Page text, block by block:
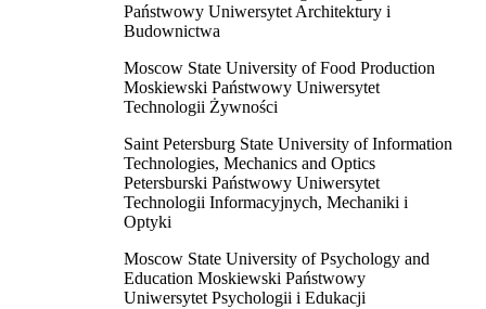
Państwowy Uniwersytet Architektury i
Budownictwa
Moscow State University of Food Production
Moskiewski Państwowy Uniwersytet
Technologii Żywności
Saint Petersburg State University of Information
Technologies, Mechanics and Optics
Petersburski Państwowy Uniwersytet
Technologii Informacyjnych, Mechaniki i
Optyki
Moscow State University of Psychology and
Education Moskiewski Państwowy
Uniwersytet Psychologii i Edukacji